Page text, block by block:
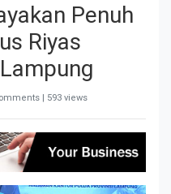
Penuh
Riyas
| 593 views